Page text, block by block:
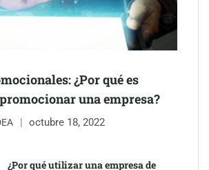
con las mayores caídas de precios
¿Por qué es
una empresa?
octubre 18, 2022
¿Por qué utilizar una empresa de